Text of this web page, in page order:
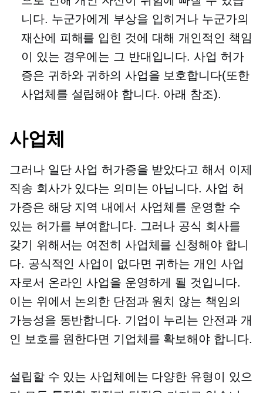
니다. 누군가에게 부상을 입히거나 누군가의
재산에 피해를 입힌 것에 대해 개인적인 책임
이 있는 경우에는 그 반대입니다. 사업 허가
증은 귀하와 귀하의 사업을 보호합니다(또한
사업체를 설립해야 합니다. 아래 참조).
사업체
그러나 일단 사업 허가증을 받았다고 해서 이제
직송 회사가 있다는 의미는 아닙니다. 사업 허
가증은 해당 지역 내에서 사업체를 운영할 수
있는 허가를 부여합니다. 그러나 공식 회사를
갖기 위해서는 여전히 사업체를 신청해야 합니
다. 공식적인 사업이 없다면 귀하는 개인 사업
자로서 온라인 사업을 운영하게 될 것입니다.
이는 위에서 논의한 단점과 원치 않는 책임의
가능성을 동반합니다. 기업이 누리는 안전과 개
인 보호를 원한다면 기업체를 확보해야 합니다.
설립할 수 있는 사업체에는 다양한 유형이 있으